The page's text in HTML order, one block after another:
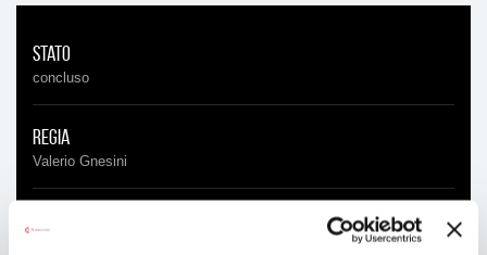
Stato
concluso
Regia
Valerio Gnesini
Damiano Paterlini, Francesca Benelli, Olga Paterlini, Giancarlo